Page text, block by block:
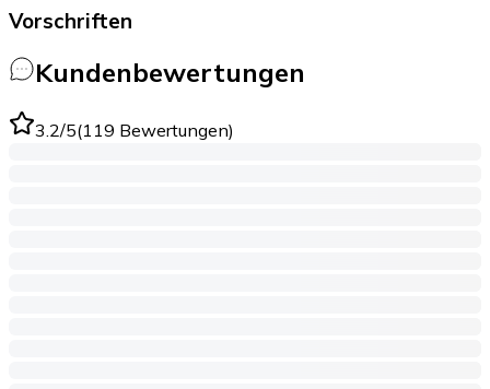
Vorschriften
Kundenbewertungen
3.2/5(119 Bewertungen)